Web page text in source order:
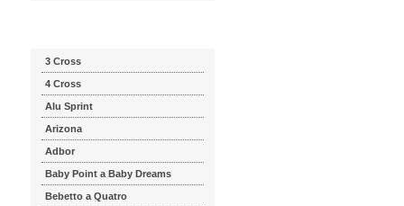
3 Cross
4 Cross
Alu Sprint
Arizona
Adbor
Baby Point a Baby Dreams
Bebetto a Quatro